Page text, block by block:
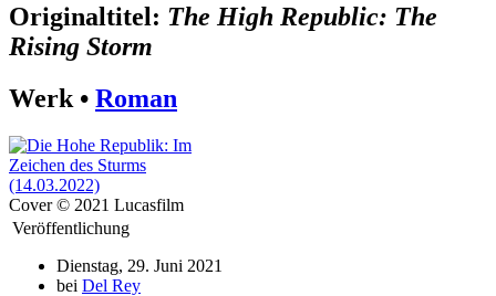
Originaltitel: The High Republic: The
Rising Storm
Werk • Roman
Cover © 2021 Lucasfilm
Veröffentlichung
Dienstag, 29. Juni 2021
bei Del Rey